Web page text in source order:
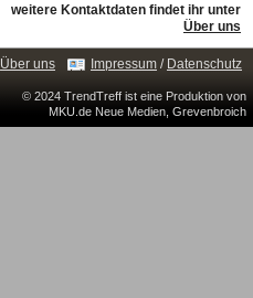
weitere Kontaktdaten findet ihr unter
Über uns
Über uns Impressum / Datenschutz
© 2024 TrendTreff ist eine Produktion von
MKU.de Neue Medien, Grevenbroich